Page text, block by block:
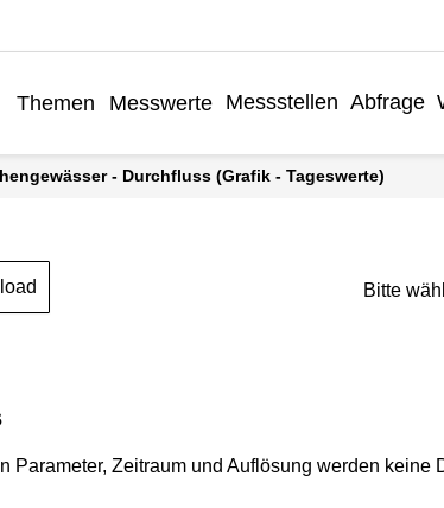
Themen Messwerte Messstellen Abfrage
- Durchfluss (Grafik - Tageswerte)
Bitte
Parameter, Zeitraum und Auflösung werden keine